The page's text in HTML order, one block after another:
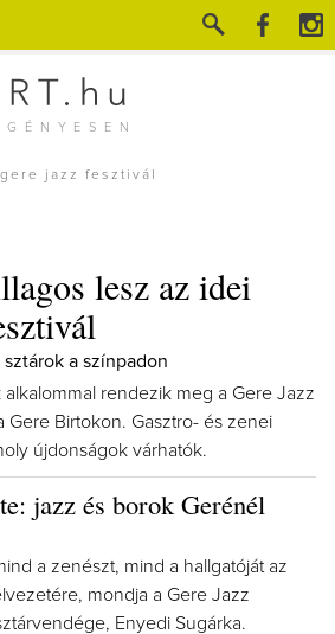
gere jazz fesztivál
lesz az idei
a színpadon
rendezik meg a Gere Jazz
Gere Birtokon. Gasztro- és zenei
újdonságok várhatók.
jazz és borok Gerénél
a zenészt, mind a hallgatóját az
mondja a Gere Jazz
Enyedi Sugárka.